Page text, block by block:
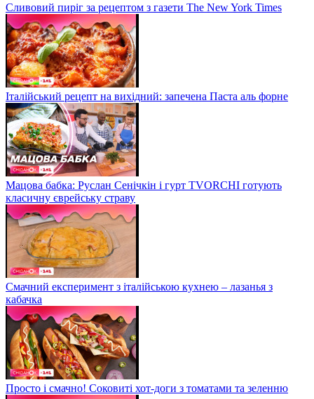
Сливовий пиріг за рецептом з газети The New York Times
Італійський рецепт на вихідний: запечена Паста аль форне
Мацова бабка: Руслан Сенічкін і гурт TVORCHI готують
класичну єврейську страву
Смачний експеримент з італійською кухнею – лазанья з
кабачка
Просто і смачно! Соковиті хот-доги з томатами та зеленню